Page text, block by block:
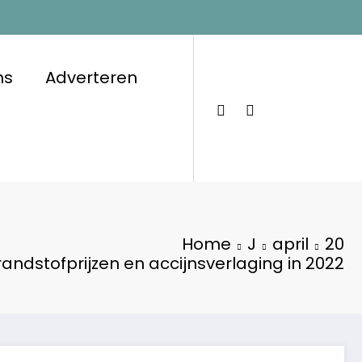
Adverteren
Home J april
20
en accijnsverlaging in 2022